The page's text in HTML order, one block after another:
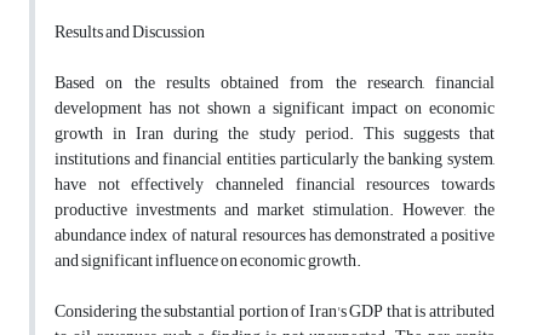
Resultsand Discussion
Based on the results obtained from the research, financial
development has not shown a significant impact on economic
growth in Iran during the study period. This suggests that
institutions and financial entities, particularly the banking system,
have not effectively channeled financial resources towards
productive investments and market stimulation. However, the
abundance index of natural resources has demonstrated a positive
and significant influence on economic growth.
Considering the substantial portion of Iran's GDP that is attributed